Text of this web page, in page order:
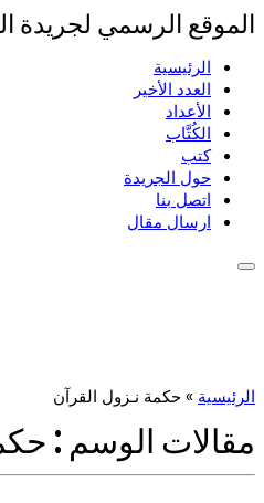
الموقع الرسمي لجريدة
الرئيسية
العدد الأخير
الأعداد
الكُتَّاب
كتب
حول الجريدة
اتصل بنا
ارسال مقال
الرئيسية »حكمة نـزول القرآن
مقالات الوسم :